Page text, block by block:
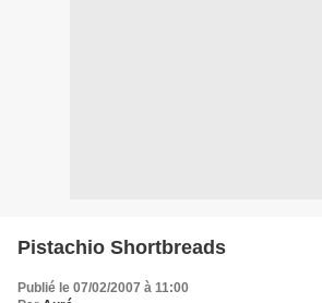
Pistachio Shortbreads
Publié le 07/02/2007 à 11:00